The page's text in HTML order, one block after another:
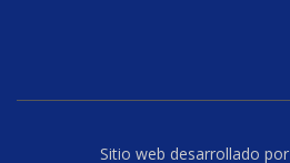
Sitio web desarrollado por